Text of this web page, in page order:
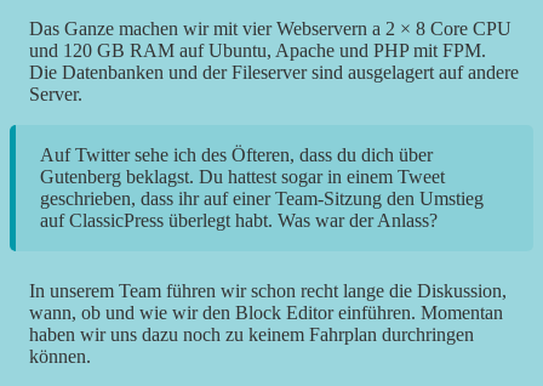
Das Ganze machen wir mit vier Webservern a 2 × 8 Core CPU
und 120 GB RAM auf Ubuntu, Apache und PHP mit FPM.
Die Datenbanken und der Fileserver sind ausgelagert auf andere
Server.
Auf Twitter sehe ich des Öfteren, dass du dich über
Gutenberg beklagst. Du hattest sogar in einem Tweet
geschrieben, dass ihr auf einer Team-Sitzung den Umstieg
auf ClassicPress überlegt habt. Was war der Anlass?
In unserem Team führen wir schon recht lange die Diskussion,
wann, ob und wie wir den Block Editor einführen. Momentan
haben wir uns dazu noch zu keinem Fahrplan durchringen
können.